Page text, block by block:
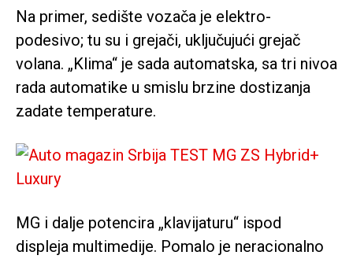
Na primer, sedište vozača je elektro-
podesivo; tu su i grejači, uključujući grejač
volana. „Klima“ je sada automatska, sa tri nivoa
rada automatike u smislu brzine dostizanja
zadate temperature.
MG i dalje potencira „klavijaturu“ ispod
displeja multimedije. Pomalo je neracionalno